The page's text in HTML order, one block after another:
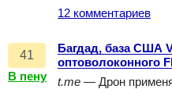
12 комментариев
41
В пену
Багдад, база США
оптоволоконного
t.me — Дрон